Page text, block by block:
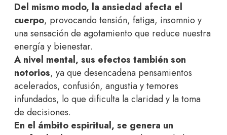
Del mismo modo, la ansiedad afecta el
cuerpo, provocando tensión, fatiga, insomnio y
una sensación de agotamiento que reduce nuestra
energía y bienestar.
A nivel mental, sus efectos también son
notorios, ya que desencadena pensamientos
acelerados, confusión, angustia y temores
infundados, lo que dificulta la claridad y la toma
de decisiones.
En el ámbito espiritual, se genera un